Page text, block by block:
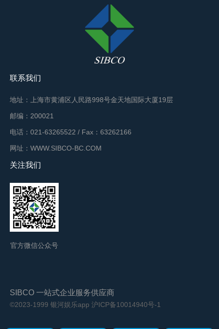
联系我们
地址：上海市黄浦区人民路998号金天地国际大厦19层
邮编：200021
电话：021-63265522 / Fax：63262166
网址：WWW.SIBCO-BC.COM
关注我们
官方微信公众号
SIBCO 一站式企业服务供应商
©2023-1999 银河娱乐app 沪ICP备10014940号-1